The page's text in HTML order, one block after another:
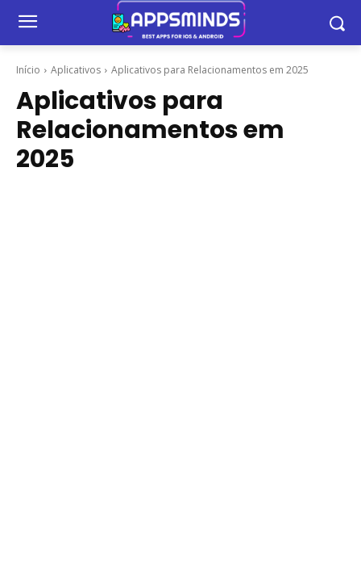
Início Aplicativos Aplicativos para Relacionamentos em 2025
Aplicativos para
Relacionamentos em
2025